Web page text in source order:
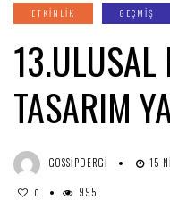
ETKINLIK GEÇMİŞ
13.ULUSAL
TASARIM
GOSSIPDERGI 15
0 995